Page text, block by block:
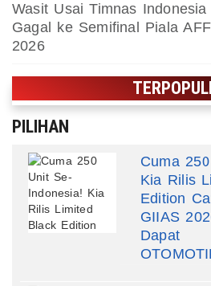
Wasit Usai Timnas Indonesia
Gagal ke Semifinal Piala AFF
2026
PILIHAN
Cuma
Kia Rilis
Edition
GIIAS
Dapat